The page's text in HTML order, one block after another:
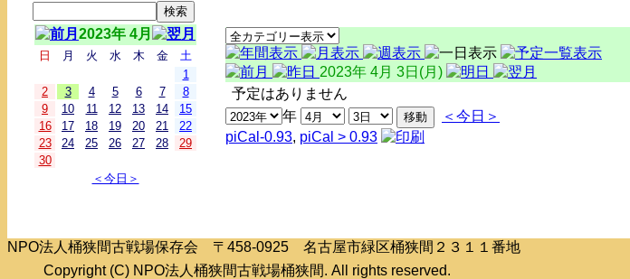
2023年 4月
日 月 火 水 木 金
土
1
2
3 4 5 6 7
8
9
10 11 12 13 14
15
16
17 18 19 20 21
22
23
24 25 26 27 28
29
30
＜今日＞
2023年 4月 3日(月)
予定はありません
年
＜今日＞
piCal-0.93, piCal > 0.93
NPO法人桶狭間古戦場保存会 〒458-0925 名古屋市緑区桶狭間２３１１番地
Copyright (C) NPO法人桶狭間古戦場桶狭間. All rights reserved.